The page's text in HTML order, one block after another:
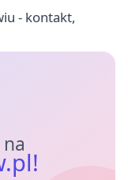
- kontakt,